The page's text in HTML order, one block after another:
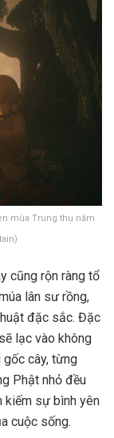
mùa Trung thu năm
cũng rộn ràng tổ
lân sư rồng,
đặc sắc. Đặc
lạc vào không
cây, từng
Phật nhỏ đều
kiếm sự bình yên
cuộc sống.